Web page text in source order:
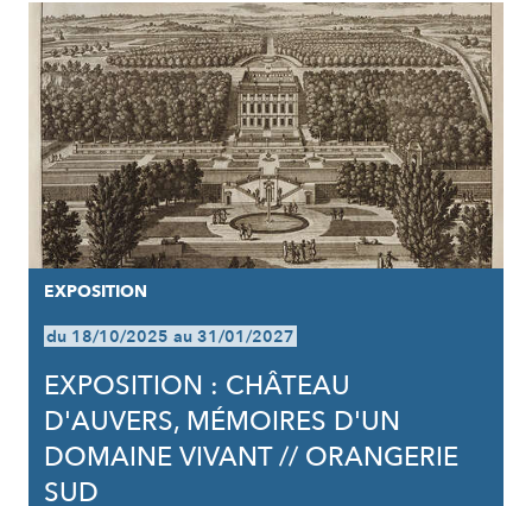
RÉSULTATS
EXPOSITION
du 18/10/2025 au 31/01/2027
EXPOSITION : CHÂTEAU
D'AUVERS, MÉMOIRES D'UN
DOMAINE VIVANT // ORANGERIE
SUD